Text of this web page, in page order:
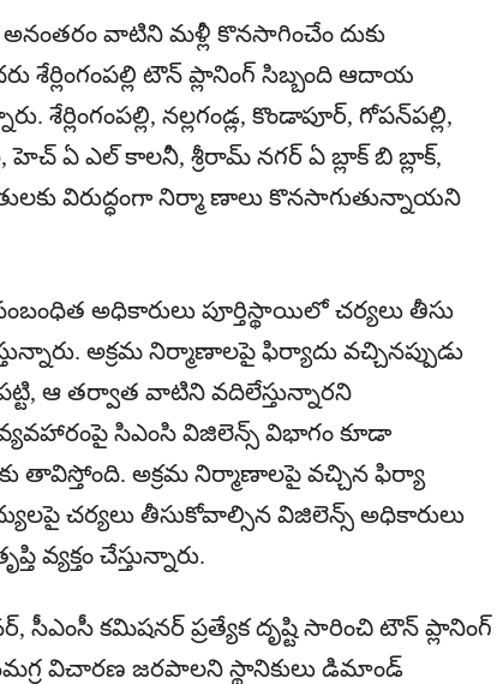
వాటిని మళ్లీ కొనసాగించేం దుకు
శేర్లింగంపల్లి టౌన్ ప్లానింగ్ సిబ్బంది ఆదాయ
శేర్లింగంపల్లి, నల్లగండ్ల, కొండాపూర్, గోపన్‌పల్లి,
ఏ ఎల్ కాలనీ, శ్రీరామ్ నగర్ ఏ బ్లాక్ బి బ్లాక్,
విరుద్ధంగా నిర్మా ణాలు కొనసాగుతున్నాయని
అధికారులు పూర్తిస్థాయిలో చర్యలు తీసు
అక్రమ నిర్మాణాలపై ఫిర్యాదు వచ్చినప్పుడు
ఆ తర్వాత వాటిని వదిలేస్తున్నారని
సిఎంసి విజిలెన్స్ విభాగం కూడా
తావిస్తోంది. అక్రమ నిర్మాణాలపై వచ్చిన ఫిర్యా
చర్యలు తీసుకోవాల్సిన విజిలెన్స్ అధికారులు
వ్యక్తం చేస్తున్నారు.
సీఎంసీ కమిషనర్ ప్రత్యేక దృష్టి సారించి టౌన్ ప్లానింగ్
విచారణ జరపాలని స్థానికులు డిమాండ్